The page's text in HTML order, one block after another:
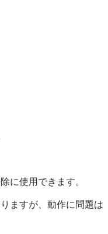
に使用できます。
ますが、動作に問題は